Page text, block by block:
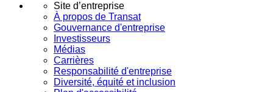
Site d’entreprise
À propos de Transat
Gouvernance d'entreprise
Investisseurs
Médias
Carrières
Responsabilité d'entreprise
Diversité, équité et inclusion